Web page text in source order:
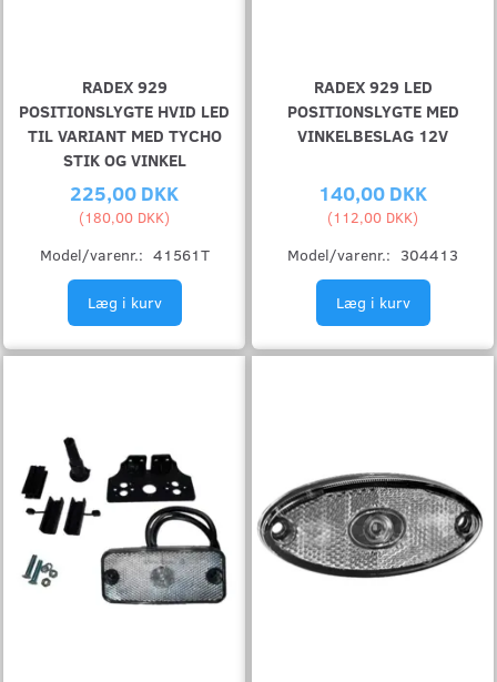
RADEX 929
POSITIONSLYGTE HVID LED
TIL VARIANT MED TYCHO
STIK OG VINKEL
225,00 DKK
(180,00 DKK)
Model/varenr.: 41561T
Læg i kurv
RADEX 929 LED
POSITIONSLYGTE MED
VINKELBESLAG 12V
140,00 DKK
(112,00 DKK)
Model/varenr.: 304413
Læg i kurv